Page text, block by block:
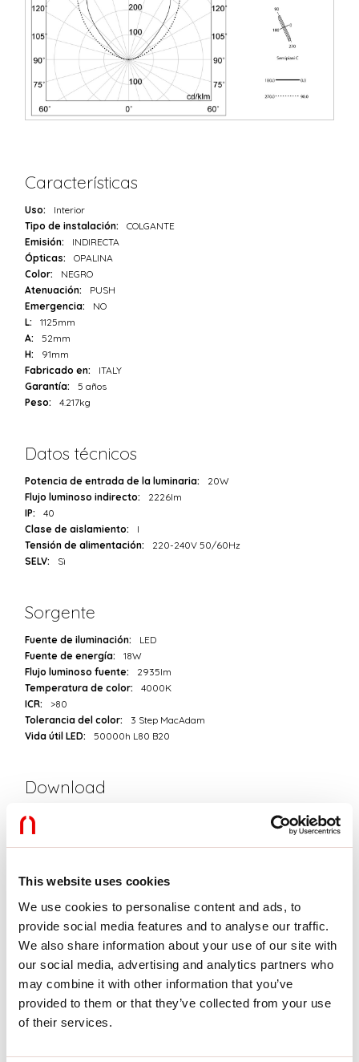
This website uses cookies
We use cookies to personalise content and ads, to
provide social media features and to analyse our traffic.
We also share information about your use of our site with
our social media, advertising and analytics partners who
may combine it with other information that you’ve
provided to them or that they’ve collected from your use
of their services.
Características
Uso:
Interior
Tipo de instalación:
COLGANTE
Emisión:
INDIRECTA
Ópticas:
OPALINA
Color:
NEGRO
Atenuación:
PUSH
Emergencia:
NO
L:
1125mm
A:
52mm
H:
91mm
Fabricado en:
ITALY
Garantía:
5 años
Peso:
4.217kg
Datos técnicos
Potencia de entrada de la luminaria:
20W
Flujo luminoso indirecto:
2226lm
IP:
40
Clase de aislamiento:
I
Tensión de alimentación:
220-240V 50/60Hz
SELV:
Sì
Sorgente
Fuente de iluminación:
LED
Fuente de energía:
18W
Flujo luminoso fuente:
2935lm
Temperatura de color:
4000K
ICR:
>80
Tolerancia del color:
3 Step MacAdam
Vida útil LED:
50000h L80 B20
Download
EXTRACTO DE LA LISTA DE
INSTRUCCIONES DE MONTAJE